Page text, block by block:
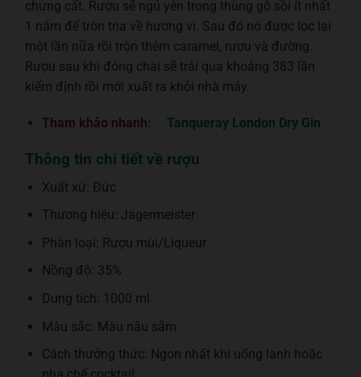
chưng cất. Rượu sẽ ngủ yên trong thùng gỗ sồi ít nhất
1 năm để tròn trịa về hương vị. Sau đó nó được lọc lại
một lần nữa rồi trộn thêm caramel, rượu và đường.
Rượu sau khi đóng chai sẽ trải qua khoảng 383 lần
kiểm định rồi mới xuất ra khỏi nhà máy.
Tham khảo nhanh: Tanqueray London Dry Gin
Thông tin chi tiết về rượu
Xuất xứ: Đức
Thương hiệu: Jagermeister
Phân loại: Rượu mùi/Liqueur
Nồng độ: 35%
Dung tích: 1000 ml
Màu sắc: Màu nâu sẫm
Cách thưởng thức: Ngon nhất khi uống lạnh hoặc